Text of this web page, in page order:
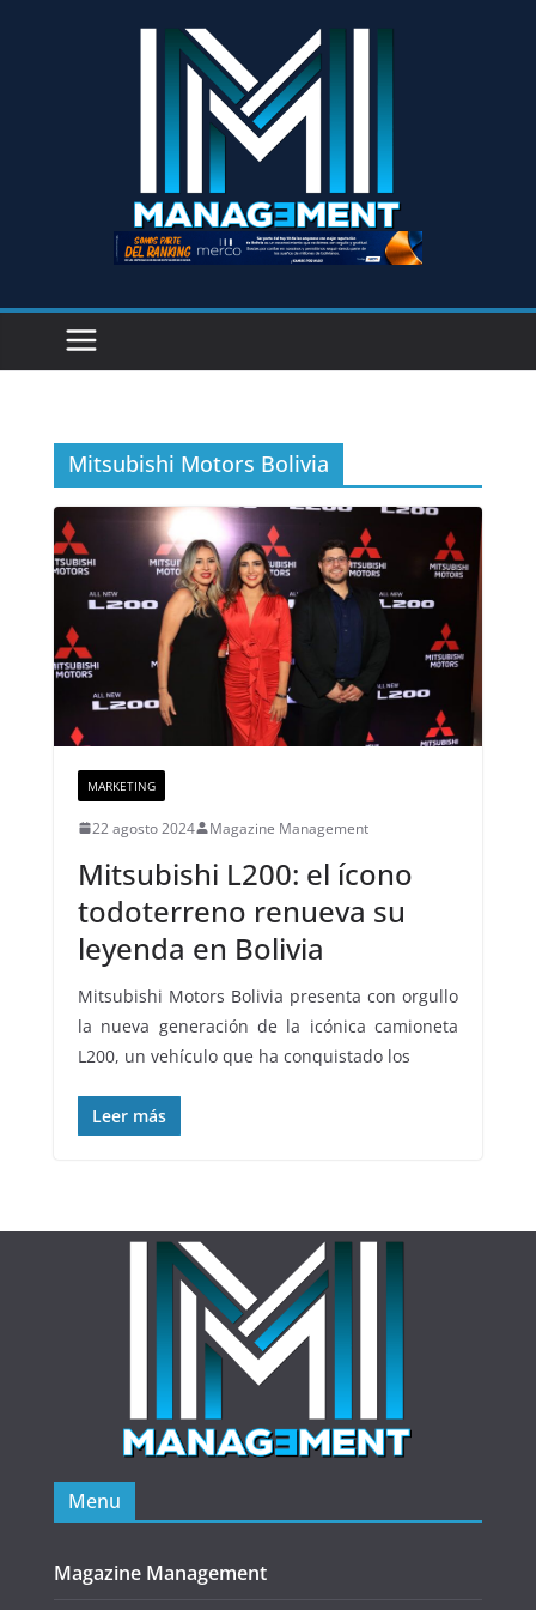
Mitsubishi Motors Bolivia
MARKETING
22 agosto 2024 Magazine Management
Mitsubishi L200: el ícono
todoterreno renueva su
leyenda en Bolivia
Mitsubishi Motors Bolivia presenta con orgullo
la nueva generación de la icónica camioneta
L200, un vehículo que ha conquistado los
Leer más
Menu
Magazine Management